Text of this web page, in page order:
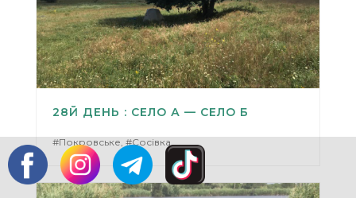
28Й ДЕНЬ : СЕЛО А — СЕЛО Б
#Покровське, #Сосівка